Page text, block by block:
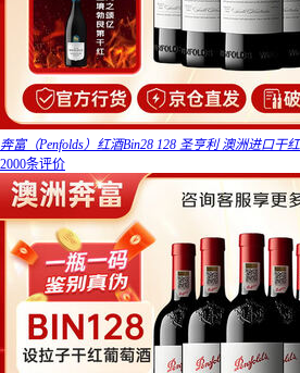
奔富（Penfolds）红酒Bin28 128 圣亨利 澳洲进口干
2000条评价